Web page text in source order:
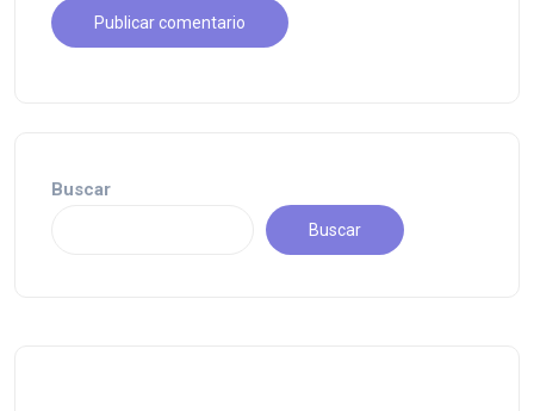
Buscar
Buscar